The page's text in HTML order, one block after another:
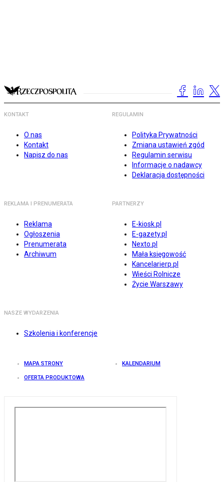
KONTAKT
O nas
Kontakt
Napisz do nas
REGULAMIN
Polityka Prywatności
Zmiana ustawień zgód
Regulamin serwisu
Informacje o nadawcy
Deklaracja dostępności
REKLAMA I PRENUMERATA
Reklama
Ogłoszenia
Prenumerata
Archiwum
PARTNERZY
E-kiosk.pl
E-gazety.pl
Nexto.pl
Mała księgowość
Kancelarierp.pl
Wieści Rolnicze
Życie Warszawy
NASZE WYDARZENIA
Szkolenia i konferencje
MAPA STRONY KALENDARIUM
OFERTA PRODUKTOWA